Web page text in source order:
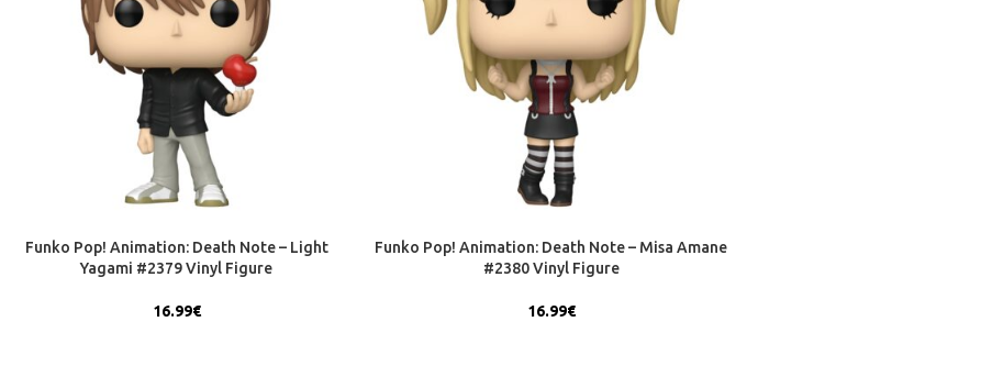
Funko Pop! Animation: Death Note – Light
Yagami #2379 Vinyl Figure
16.99€
Funko Pop! Animation: Death Note – Misa Amane
#2380 Vinyl Figure
16.99€